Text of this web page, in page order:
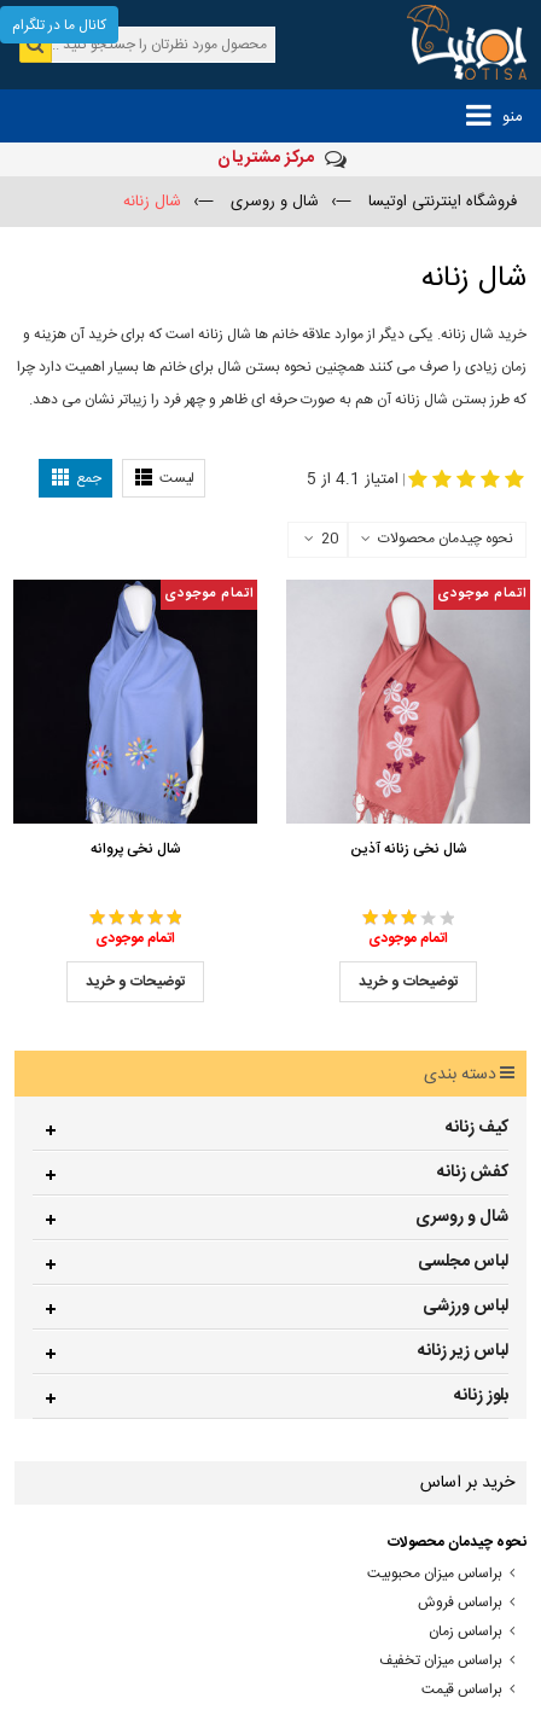
منو
مرکز مشتریان
فروشگاه اینترنتی اوتیسا —› شال و روسری —› شال زنانه
شال زنانه
خرید شال زنانه. یکی دیگر از موارد علاقه خانم ها شال زنانه است که برای خرید آن هزینه و
زمان زیادی را صرف می کنند همچنین نحوه بستن شال برای خانم ها بسیار اهمیت دارد چرا
که طرز بستن شال زنانه آن هم به صورت حرفه ای ظاهر و چهر فرد را زیباتر نشان می دهد.
لیست جمع | امتیاز 4.1 از 5
نحوه چیدمان محصولات 20
اتمام موجودی
شال نخی زنانه آذین
اتمام موجودی
توضیحات و خرید
اتمام موجودی
شال نخی پروانه
اتمام موجودی
توضیحات و خرید
دسته بندی
کیف زنانه
کفش زنانه
شال و روسری
لباس مجلسی
لباس ورزشی
لباس زیر زنانه
بلوز زنانه
خرید بر اساس
نحوه چیدمان محصولات
براساس میزان محبوبیت
براساس فروش
براساس زمان
براساس میزان تخفیف
براساس قیمت
کانال ما در تلگرام